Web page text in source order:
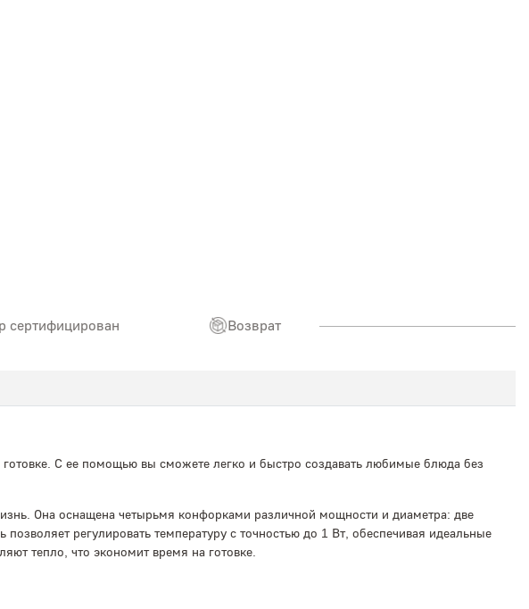
сертифицирован Возврат
С ее помощью вы сможете легко и быстро создавать любимые блюда без
Она оснащена четырьмя конфорками различной мощности и диаметра: две
регулировать температуру с точностью до 1 Вт, обеспечивая идеальные
тепло, что экономит время на готовке.